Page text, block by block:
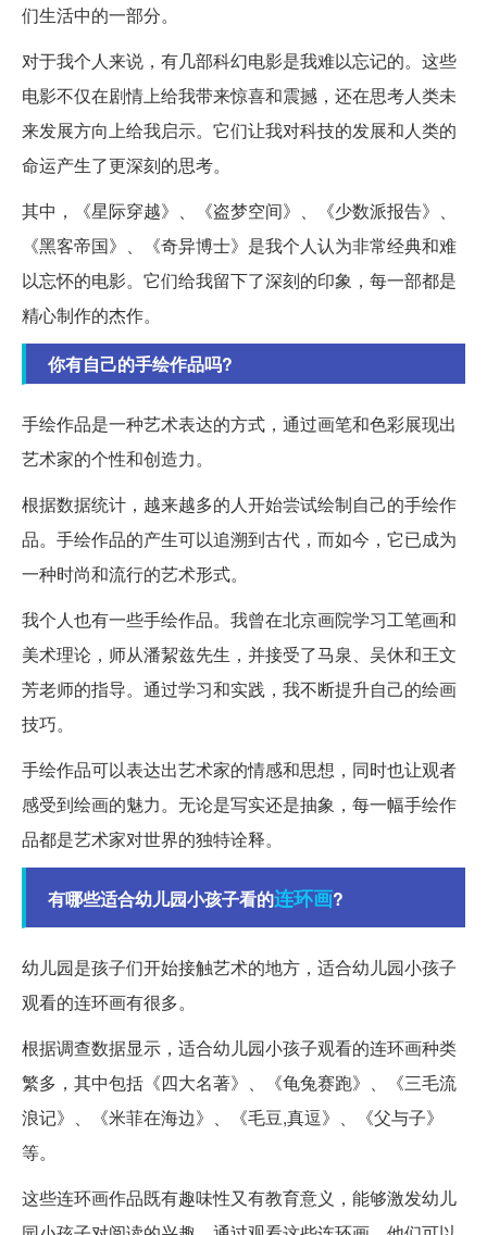
们生活中的一部分。
对于我个人来说，有几部科幻电影是我难以忘记的。这些
电影不仅在剧情上给我带来惊喜和震撼，还在思考人类未
来发展方向上给我启示。它们让我对科技的发展和人类的
命运产生了更深刻的思考。
其中，《星际穿越》、《盗梦空间》、《少数派报告》、
《黑客帝国》、《奇异博士》是我个人认为非常经典和难
以忘怀的电影。它们给我留下了深刻的印象，每一部都是
精心制作的杰作。
你有自己的手绘作品吗?
手绘作品是一种艺术表达的方式，通过画笔和色彩展现出
艺术家的个性和创造力。
根据数据统计，越来越多的人开始尝试绘制自己的手绘作
品。手绘作品的产生可以追溯到古代，而如今，它已成为
一种时尚和流行的艺术形式。
我个人也有一些手绘作品。我曾在北京画院学习工笔画和
美术理论，师从潘絜兹先生，并接受了马泉、吴休和王文
芳老师的指导。通过学习和实践，我不断提升自己的绘画
技巧。
手绘作品可以表达出艺术家的情感和思想，同时也让观者
感受到绘画的魅力。无论是写实还是抽象，每一幅手绘作
品都是艺术家对世界的独特诠释。
有哪些适合幼儿园小孩子看的连环画?
幼儿园是孩子们开始接触艺术的地方，适合幼儿园小孩子
观看的连环画有很多。
根据调查数据显示，适合幼儿园小孩子观看的连环画种类
繁多，其中包括《四大名著》、《龟兔赛跑》、《三毛流
浪记》、《米菲在海边》、《毛豆,真逗》、《父与子》
等。
这些连环画作品既有趣味性又有教育意义，能够激发幼儿